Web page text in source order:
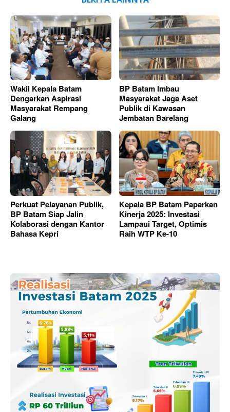
Wakil Kepala Batam
Dengarkan Aspirasi
Masyarakat Rempang
Galang
BP Batam Imbau
Masyarakat Jaga Aset
Publik di Kawasan
Jembatan Barelang
Perkuat Pelayanan Publik,
BP Batam Siap Jalin
Kolaborasi dengan Kantor
Bahasa Kepri
Kepala BP Batam Paparkan
Kinerja 2025: Investasi
Lampaui Target, Optimis
Raih WTP Ke-10